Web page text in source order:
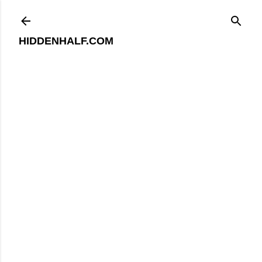
HIDDENHALF.COM